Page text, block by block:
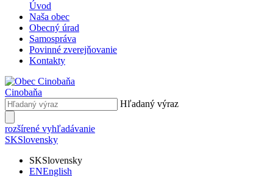
Úvod
Naša obec
Obecný úrad
Samospráva
Povinné zverejňovanie
Kontakty
Cinobaňa
Hľadaný výraz
rozšírené vyhľadávanie
SKSlovensky
SKSlovensky
ENEnglish